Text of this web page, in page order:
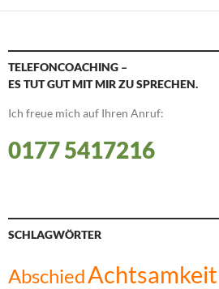
TELEFONCOACHING –
ES TUT GUT MIT MIR ZU SPRECHEN.
Ich freue mich auf Ihren Anruf:
0177 5417216
SCHLAGWÖRTER
AbschiedAchtsamkeit